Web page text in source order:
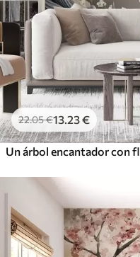
22.05€13 .23€